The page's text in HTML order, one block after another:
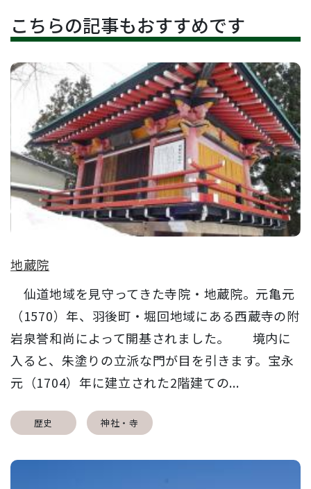
こちらの記事もおすすめです
地蔵院
仙道地域を見守ってきた寺院・地蔵院。元亀元
（1570）年、羽後町・堀回地域にある西蔵寺の附
岩泉誉和尚によって開基されました。 境内に
入ると、朱塗りの立派な門が目を引きます。宝永
元（1704）年に建立された2階建ての...
歴史 神社・寺